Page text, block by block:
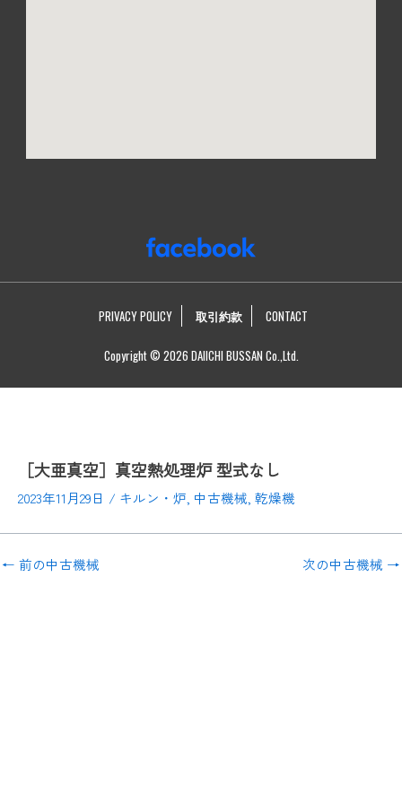
PRIVACY POLICY 取引約款 CONTACT
Copyright © 2026 DAIICHI BUSSAN Co.,Ltd.
［大亜真空］真空熱処理炉 型式なし
2023年11月29日 / キルン・炉, 中古機械, 乾燥機
← 前の中古機械 次の中古機械 →